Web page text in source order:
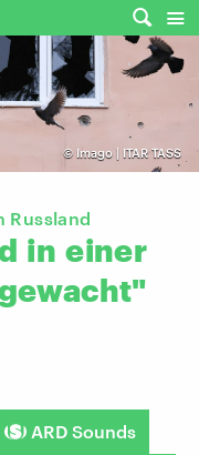
© Imago | ITAR TASS
Russland
in einer
ARD Sounds